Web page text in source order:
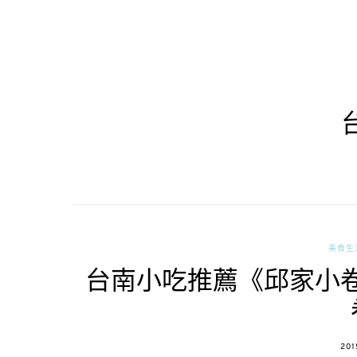
美食生
台南小吃推薦《邱家小